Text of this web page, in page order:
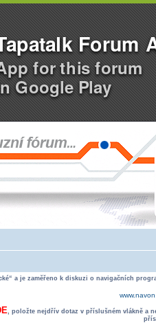
Forum
for this forum
Google Play
a je zaměřeno k diskuzi o navigačních
, položte nejdřív dotaz v příslušném vlákně a